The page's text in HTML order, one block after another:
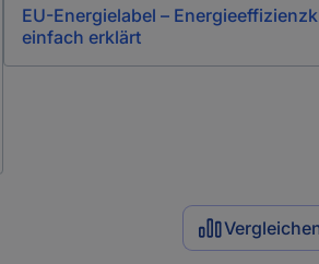
EU-Energielabel –
einfach erklärt